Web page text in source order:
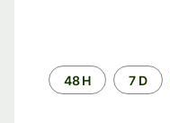
Periodo48 H 7 D